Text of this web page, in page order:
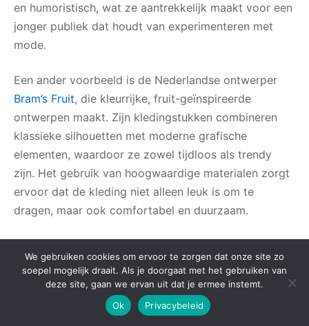
en humoristisch, wat ze aantrekkelijk maakt voor een
jonger publiek dat houdt van experimenteren met
mode.
Een ander voorbeeld is de Nederlandse ontwerper
Bram’s Fruit, die kleurrijke, fruit-geïnspireerde
ontwerpen maakt. Zijn kledingstukken combineren
klassieke silhouetten met moderne grafische
elementen, waardoor ze zowel tijdloos als trendy
zijn. Het gebruik van hoogwaardige materialen zorgt
ervoor dat de kleding niet alleen leuk is om te
dragen, maar ook comfortabel en duurzaam.
scene
Streetwear draait om zelfexpressie en het uitdagen
We gebruiken cookies om ervoor te zorgen dat onze site zo
soepel mogelijk draait. Als je doorgaat met het gebruiken van
deze site, gaan we ervan uit dat je ermee instemt.
Ok
Privacybeleid